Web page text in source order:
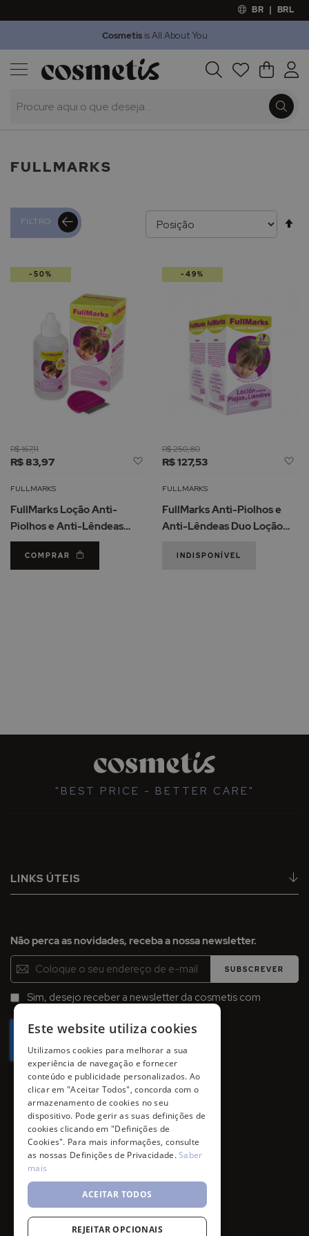
BR | BRL
Cosmetisis All About You
Procura O Meu
Outlet
FULLMARKS
FILTRO
R$ 83,97
R$ 167,11
Adicionar
Lista
Desejos
FULLMARKS
FullMarks Loção Anti-
Piolhos e Anti-Lêndeas
100ml
COMPRAR
-50%
R$ 127,53
R$ 250,80
FULLMARKS
FullMarks Anti-Piolhos e
Anti-Lêndeas Duo Loção
INDISPONÍVEL
-49%
"BEST PRICE - BETTER CARE"
LINKS ÚTEIS
Não perca as novidades, receba a nossa newsletter.
Inscreva-
se
na
Newsletter:
SUBSCREVER
Sim, desejo receber a newsletter da cosmetis com
Este website utiliza cookies
Utilizamos cookies para melhorar a sua
experiência de navegação e fornecer
conteúdo e publicidade personalizados. Ao
clicar em "Aceitar Todos", concorda com o
armazenamento de cookies no seu
dispositivo. Pode gerir as suas definições de
cookies clicando em "Definições de
Cookies". Para mais informações, consulte
as nossas Definições de Privacidade.Saber
mais
ACEITAR TODOS
REJEITAR OPCIONAIS